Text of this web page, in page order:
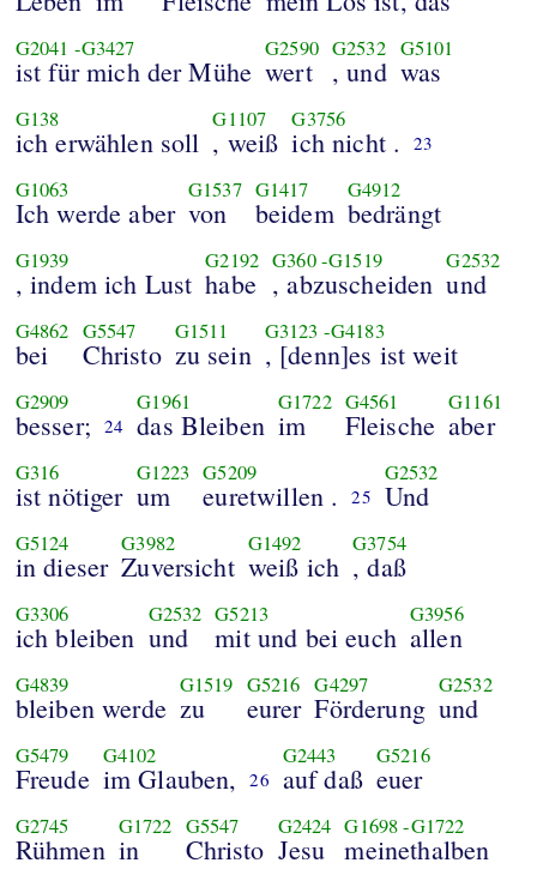
G2041 -G3427
ist für mich der Mühe
G2590
wert
G2532
, und
G5101
was
G138
ich erwählen soll
G1107
, weiß
G3756
ich nicht . 23
G1063
Ich werde aber
G1537
von
G1417
beidem
G4912
bedrängt
G1939
, indem ich Lust
G2192
habe
G360-G1519
, abzuscheiden
G2532
und
G4862
bei
G5547
Christo
G1511
zu sein
G3123 -G4183
, [denn]es ist weit
G2909
besser; 24
G1961
das Bleiben
G1722
im
G4561
Fleische
G1161
aber
G316
ist nötiger
G1223
um
G5209
euretwillen . 25
G2532
Und
G5124
in dieser
G3982
Zuversicht
G1492
weiß ich
G3754
, daß
G3306
ich bleiben
G2532
und
G5213
mit und bei euch
G3956
allen
G4839
bleiben werde
G1519
zu
G5216
eurer
G4297
Förderung
G2532
und
G5479
Freude
G4102
im Glauben, 26
G2443
auf daß
G5216
euer
G2745
Rühmen
G1722
in
G5547
Christo
G2424
Jesu
G1698-G1722
meinethalben